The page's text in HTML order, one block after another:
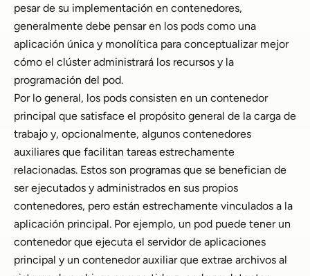
pesar de su implementación en contenedores,
generalmente debe pensar en los pods como una
aplicación única y monolítica para conceptualizar mejor
cómo el clúster administrará los recursos y la
programación del pod.
Por lo general, los pods consisten en un contenedor
principal que satisface el propósito general de la carga de
trabajo y, opcionalmente, algunos contenedores
auxiliares que facilitan tareas estrechamente
relacionadas. Estos son programas que se benefician de
ser ejecutados y administrados en sus propios
contenedores, pero están estrechamente vinculados a la
aplicación principal. Por ejemplo, un pod puede tener un
contenedor que ejecuta el servidor de aplicaciones
principal y un contenedor auxiliar que extrae archivos al